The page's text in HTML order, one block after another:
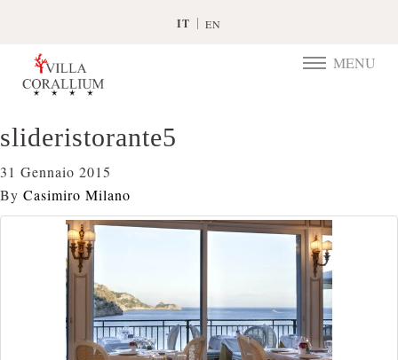
IT EN
TOGGLE
MENU
slideristorante5
31 Gennaio 2015
By Casimiro Milano